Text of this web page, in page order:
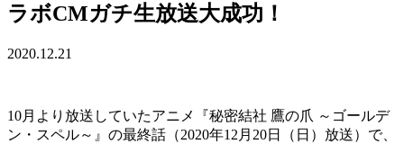
ラボCMガチ生放送大成功！
2020.12.21
10月より放送していたアニメ『秘密結社 鷹の爪 ～ゴールデ
ン・スペル～』の最終話（2020年12月20日（日）放送）で、